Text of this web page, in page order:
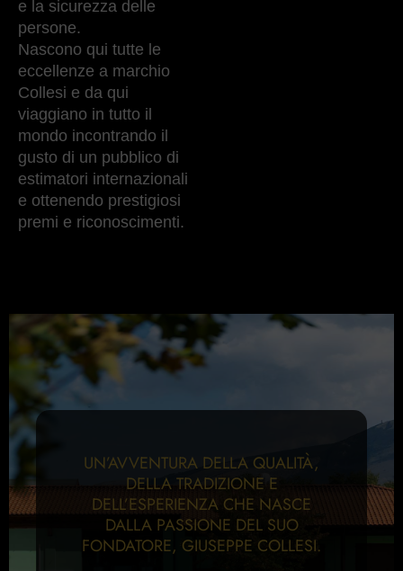
e la sicurezza delle
persone.
Nascono qui tutte le
eccellenze a marchio
Collesi e da qui
viaggiano in tutto il
mondo incontrando il
gusto di un pubblico di
estimatori internazionali
e ottenendo prestigiosi
premi e riconoscimenti.
UN’AVVENTURA DELLA QUALITÀ,
DELLA TRADIZIONE E
DELL’ESPERIENZA CHE NASCE
DALLA PASSIONE DEL SUO
FONDATORE, GIUSEPPE COLLESI.